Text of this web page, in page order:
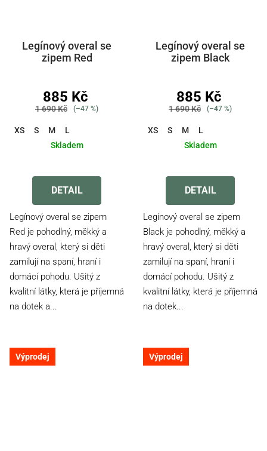
Legínový overal se
zipem Red
885 Kč
1 690 Kč (–47 %)
XS S M
L
Skladem
hodnocení
produktu
5,0
5
hvězdiček.
DETAIL
Legínový overal se zipem
Red je pohodlný, měkký a
hravý overal, který si děti
zamilují na spaní, hraní i
domácí pohodu. Ušitý z
kvalitní látky, která je příjemná
na dotek a...
Legínový overal se
zipem Black
885 Kč
1 690 Kč (–47 %)
XS S M
L
Skladem
hodnocení
produktu
5,0
5
hvězdiček.
DETAIL
Legínový overal se zipem
Black je pohodlný, měkký a
hravý overal, který si děti
zamilují na spaní, hraní i
domácí pohodu. Ušitý z
kvalitní látky, která je příjemná
na dotek...
Výprodej Výprodej